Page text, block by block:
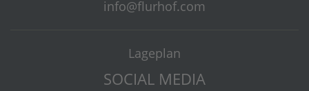
info@flurhof.com
Lageplan
SOCIAL MEDIA